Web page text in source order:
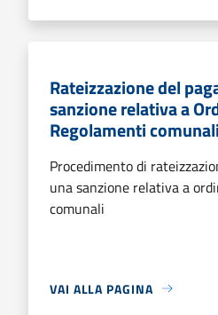
Rateizzazione del
sanzione relativa a
Regolamenti comunali
Procedimento di
una sanzione relativa a
comunali
VAI ALLA PAGINA